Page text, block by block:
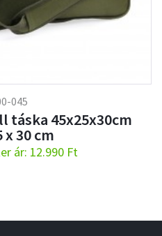
045
táska 45x25x30cm
x 30 cm
ár: 12.990 Ft